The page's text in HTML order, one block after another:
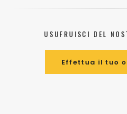
USUFRUISCI DEL
Effettua il tuo